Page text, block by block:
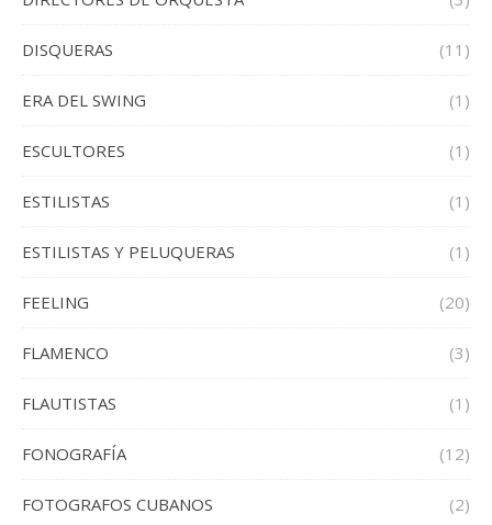
DISQUERAS (11)
ERA DEL SWING (1)
ESCULTORES (1)
ESTILISTAS (1)
ESTILISTAS Y PELUQUERAS (1)
FEELING (20)
FLAMENCO (3)
FLAUTISTAS (1)
FONOGRAFÍA (12)
FOTOGRAFOS CUBANOS (2)